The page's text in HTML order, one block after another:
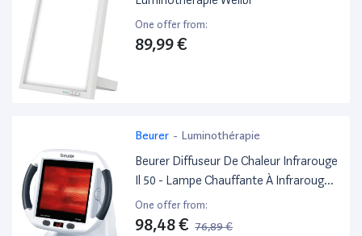
One offer from:
89,99 €
Beurer - Luminothérapie
Beurer Diffuseur De Chaleur Infrarouge
Il 50 - Lampe Chauffante À Infrarouge -
Bienfaisante En Cas De Rhumes Et De
Tensions Musculaires - Minuteur Avec
One offer from:
98,48 € 76,89 €